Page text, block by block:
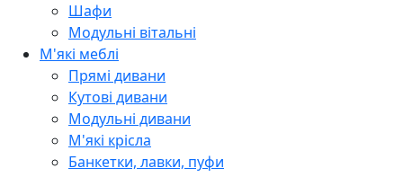
Шафи
Модульні вітальні
М'які меблі
Прямі дивани
Кутові дивани
Модульні дивани
М'які крісла
Банкетки, лавки, пуфи